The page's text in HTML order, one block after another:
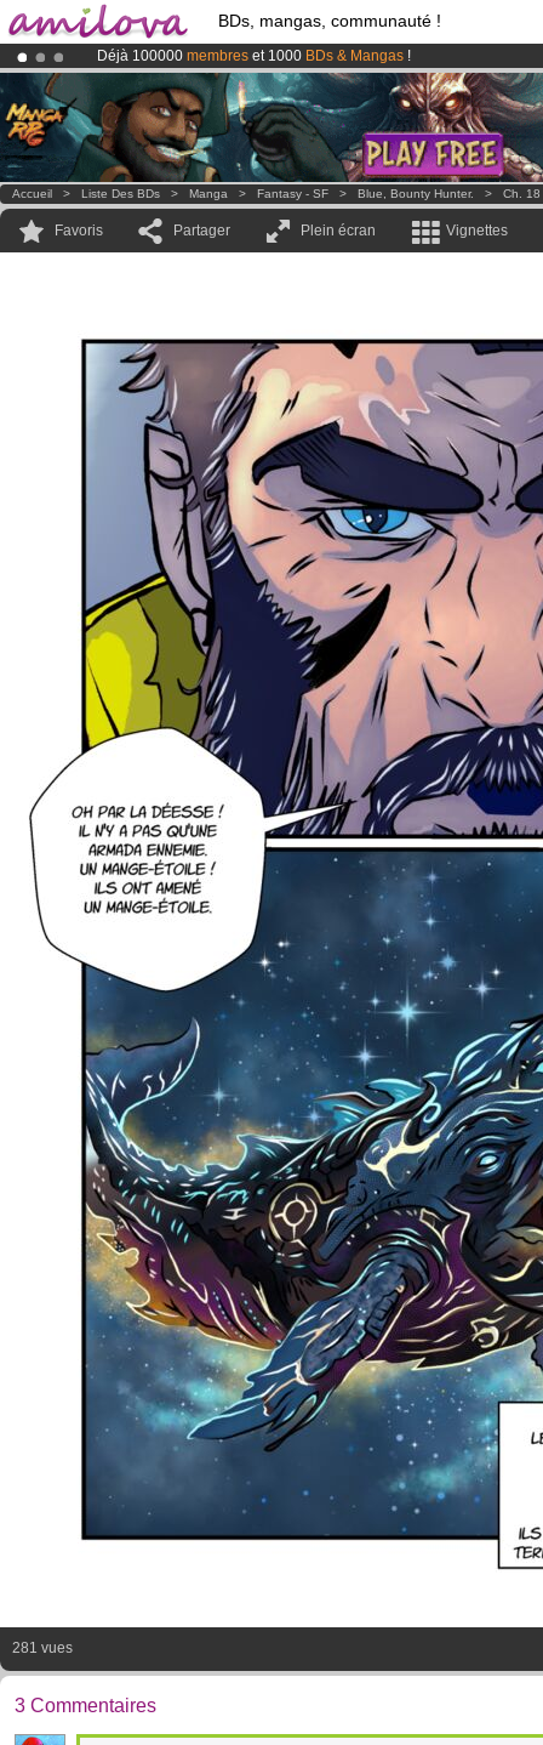
BDs, mangas, communauté !
Déjà 100000 membres et 1000 BDs & Mangas !
Abonnement premium: à partir de3.95 eurospar mois !Clique ici
LeKickstarter Amilova est désormais lancé
Accueil > Liste Des BDs > Manga > Fantasy - SF > Blue, Bounty Hunter. > Ch. 18
Favoris Partager Plein écran Vignettes
281 vues
3 Commentaires